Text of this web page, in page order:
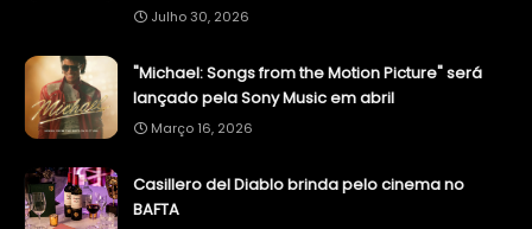
Julho 30, 2026
"Michael: Songs from the Motion Picture" será
lançado pela Sony Music em abril
Março 16, 2026
Casillero del Diablo brinda pelo cinema no
BAFTA